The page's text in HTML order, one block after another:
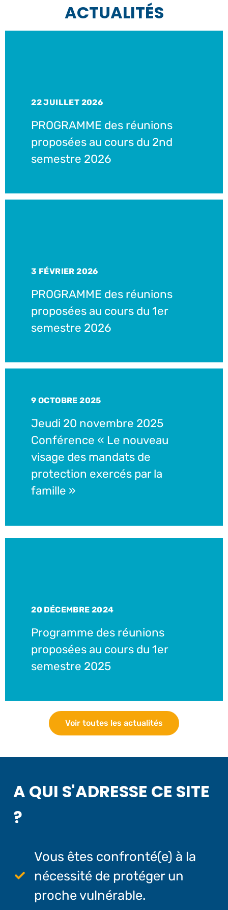
ACTUALITÉS
22 JUILLET 2026
PROGRAMME des réunions
proposées au cours du 2nd
semestre 2026
3 FÉVRIER 2026
PROGRAMME des réunions
proposées au cours du 1er
semestre 2026
9 OCTOBRE 2025
Jeudi 20 novembre 2025
Conférence « Le nouveau
visage des mandats de
protection exercés par la
famille »
20 DÉCEMBRE 2024
Programme des réunions
proposées au cours du 1er
semestre 2025
Voir toutes les actualités
A QUI S'ADRESSE CE SITE
?
Vous êtes confronté(e) à la
nécessité de protéger un
proche vulnérable.